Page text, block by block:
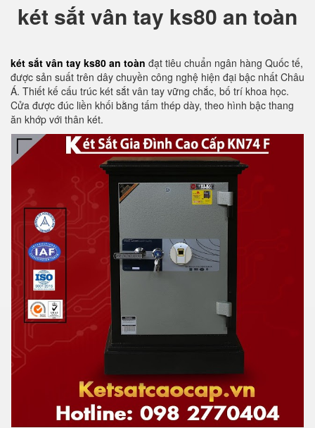
két sắt vân tay ks80 an toàn
két sắt vân tay ks80 an toàn đạt tiêu chuẩn ngân hàng Quốc tế,
được sản suất trên dây chuyền công nghệ hiện đại bậc nhất Châu
Á. Thiết kế cấu trúc két sắt vân tay vững chắc, bố trí khoa học.
Cửa được đúc liền khối bằng tấm thép dày, theo hình bậc thang
ăn khớp với thân két.